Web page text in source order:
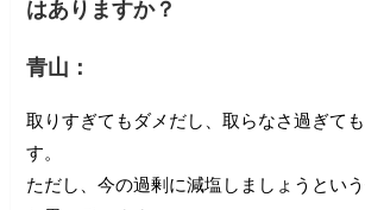
はありますか？
青山：
取りすぎてもダメだし、取らなさ過ぎて
す。
ただし、今の過剰に減塩しましょうとい